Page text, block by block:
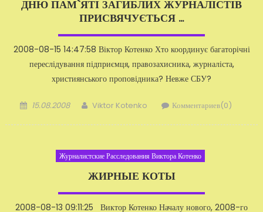
ДНЮ ПАМ`ЯТІ ЗАГИБЛИХ ЖУРНАЛІСТІВ
ПРИСВЯЧУЄТЬСЯ ...
2008-08-15 14:47:58 Віктор Котенко Хто координує багаторічні
пересліду­вання підприємця, правозахисника, журналіста,
християнського проповідника? Невже СБУ?
Добавлено
15.08.2008 Автор
Viktor Kotenko Комментариев(0)
Журналистские Расследования Виктора Котенко
ЖИРНЫЕ КОТЫ
2008-08-13 09:11:25 Виктор Котенко Началу нового, 2008-го